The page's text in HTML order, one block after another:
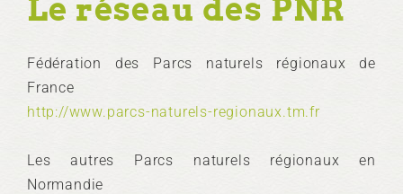
Le réseau des PNR
Fédération des Parcs naturels régionaux de
France
http://www.parcs-naturels-regionaux.tm.fr
Les autres Parcs naturels régionaux en
Normandie